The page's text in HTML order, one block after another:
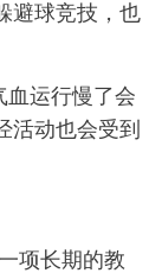
避球竞技，也
血运行慢了会
活动也会受到
项长期的教